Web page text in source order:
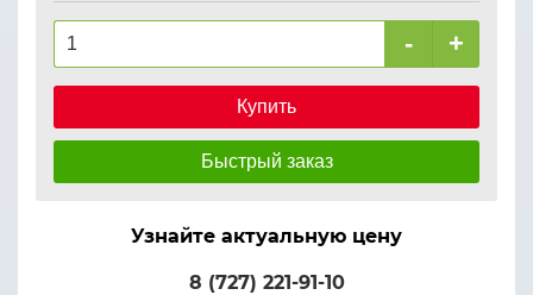
- +
Купить
Быстрый заказ
Узнайте актуальную цену
8 (727) 221-91-10